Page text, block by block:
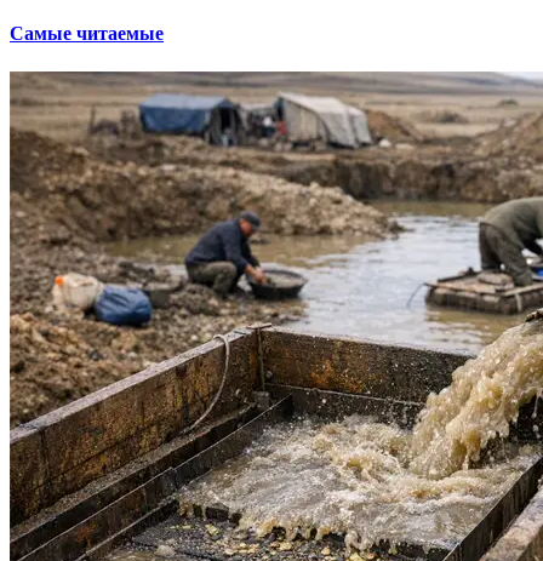
Самые читаемые